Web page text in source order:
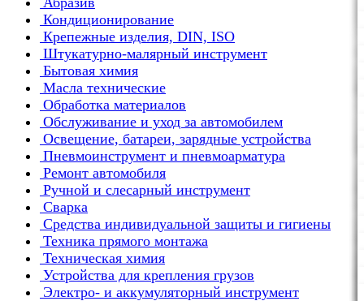
Кондиционирование
Крепежные изделия, DIN, ISO
Штукатурно-малярный инструмент
Бытовая химия
Масла технические
Обработка материалов
Обслуживание и уход за автомобилем
Освещение, батареи, зарядные устройства
Пневмоинструмент и пневмоарматура
Ремонт автомобиля
Ручной и слесарный инструмент
Сварка
Средства индивидуальной защиты и гигиены
Техника прямого монтажа
Техническая химия
Устройства для крепления грузов
Электро- и аккумуляторный инструмент